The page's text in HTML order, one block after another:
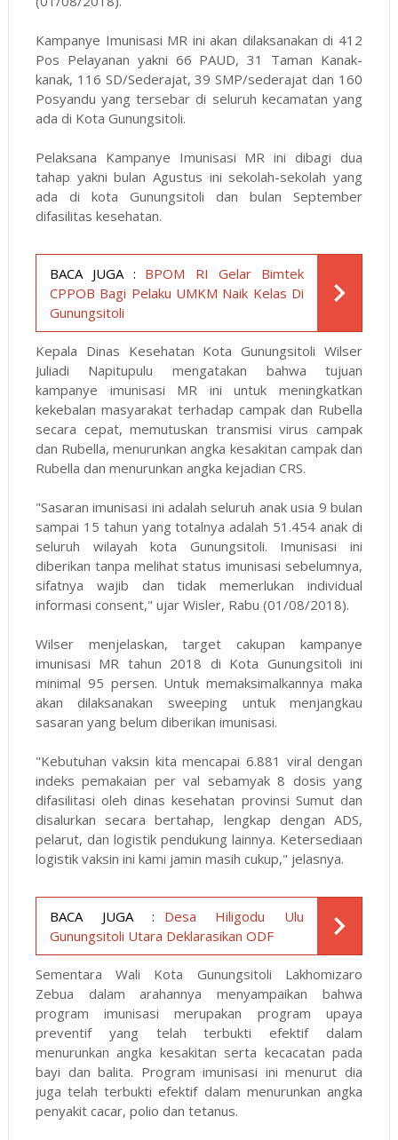
Kampanye Imunisasi MR ini akan dilaksanakan di 412
Pos Pelayanan yakni 66 PAUD, 31 Taman Kanak-
kanak, 116 SD/Sederajat, 39 SMP/sederajat dan 160
Posyandu yang tersebar di seluruh kecamatan yang
ada di Kota Gunungsitoli.
Pelaksana Kampanye Imunisasi MR ini dibagi dua
tahap yakni bulan Agustus ini sekolah-sekolah yang
ada di kota Gunungsitoli dan bulan September
difasilitas kesehatan.
BACA JUGA : BPOM RI Gelar Bimtek
CPPOB Bagi Pelaku UMKM Naik Kelas Di
Gunungsitoli
Kepala Dinas Kesehatan Kota Gunungsitoli Wilser
Juliadi Napitupulu mengatakan bahwa tujuan
kampanye imunisasi MR ini untuk meningkatkan
kekebalan masyarakat terhadap campak dan Rubella
secara cepat, memutuskan transmisi virus campak
dan Rubella, menurunkan angka kesakitan campak dan
Rubella dan menurunkan angka kejadian CRS.
"Sasaran imunisasi ini adalah seluruh anak usia 9 bulan
sampai 15 tahun yang totalnya adalah 51.454 anak di
seluruh wilayah kota Gunungsitoli. Imunisasi ini
diberikan tanpa melihat status imunisasi sebelumnya,
sifatnya wajib dan tidak memerlukan individual
informasi consent," ujar Wisler, Rabu (01/08/2018).
Wilser menjelaskan, target cakupan kampanye
imunisasi MR tahun 2018 di Kota Gunungsitoli ini
minimal 95 persen. Untuk memaksimalkannya maka
akan dilaksanakan sweeping untuk menjangkau
sasaran yang belum diberikan imunisasi.
"Kebutuhan vaksin kita mencapai 6.881 viral dengan
indeks pemakaian per val sebamyak 8 dosis yang
difasilitasi oleh dinas kesehatan provinsi Sumut dan
disalurkan secara bertahap, lengkap dengan ADS,
pelarut, dan logistik pendukung lainnya. Ketersediaan
logistik vaksin ini kami jamin masih cukup," jelasnya.
BACA JUGA :
Desa Hiligodu Ulu
Gunungsitoli Utara Deklarasikan ODF
Sementara Wali Kota Gunungsitoli Lakhomizaro
Zebua dalam arahannya menyampaikan bahwa
program imunisasi merupakan program upaya
preventif yang telah terbukti efektif dalam
menurunkan angka kesakitan serta kecacatan pada
bayi dan balita. Program imunisasi ini menurut dia
juga telah terbukti efektif dalam menurunkan angka
penyakit cacar, polio dan tetanus.